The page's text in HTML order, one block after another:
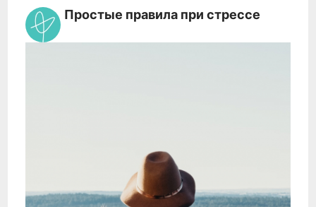
Простые правила при стрессе